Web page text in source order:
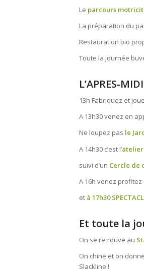
Le parcours
La préparation du
Restauration bio
Toute la journée
L’APRES-MIDI
13h Fabriquez et
A 13h30 venez en
Ne loupez pas le
A 14h30 c’est l’atelier
suivi d’un Cercle de
A 16h venez profitez
et à 17h30
Et toute la
On se retrouve au
On chine et on
Slackline !